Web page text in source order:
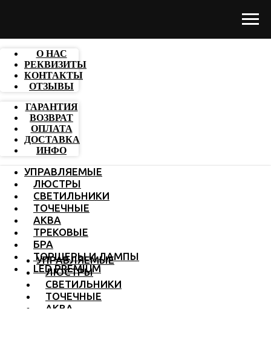
О НАС
РЕКВИЗИТЫ
КОНТАКТЫ
ОТЗЫВЫ
ГАРАНТИЯ
ВОЗВРАТ
ОПЛАТА
ДОСТАВКА
ИНФО
УПРАВЛЯЕМЫЕ
ЛЮСТРЫ
СВЕТИЛЬНИКИ
ТОЧЕЧНЫЕ
АКВА
ТРЕКОВЫЕ
БРА
ТОРШЕРЫ И ЛАМПЫ
LED PREMIUM
УПРАВЛЯЕМЫЕ
ЛЮСТРЫ
СВЕТИЛЬНИКИ
ТОЧЕЧНЫЕ
АКВА